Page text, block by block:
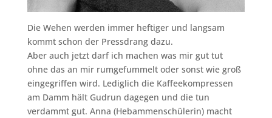
Die Wehen werden immer heftiger und langsam
kommt schon der Pressdrang dazu.
Aber auch jetzt darf ich machen was mir gut tut
ohne das an mir rumgefummelt oder sonst wie groß
eingegriffen wird. Lediglich die Kaffeekompressen
am Damm hält Gudrun dagegen und die tun
verdammt gut. Anna (Hebammenschülerin) macht